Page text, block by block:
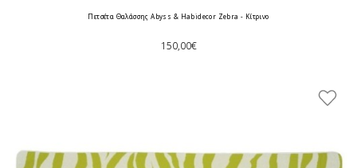
Πετσέτα Θαλάσσης Abyss & Habidecor Zebra - Κίτρινο
150,00€